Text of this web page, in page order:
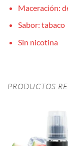
Maceración:
Sabor: tabaco
Sin nicotina
PRODUCTOS